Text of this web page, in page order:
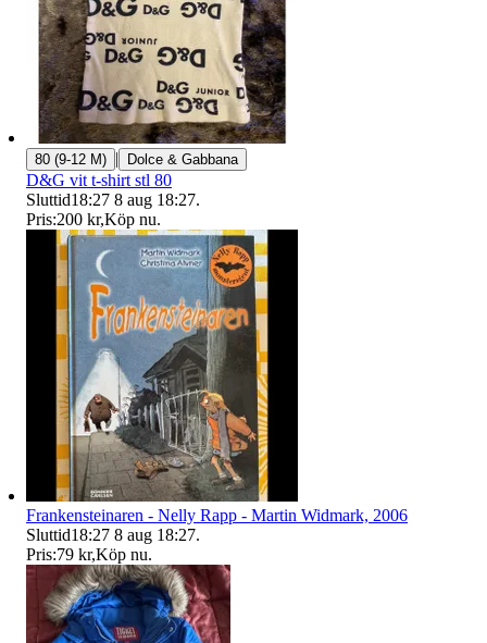
80 (9-12 M) | Dolce & Gabbana
D&G vit t-shirt stl 80
Sluttid18:27 8 aug 18:27.
Pris:200 kr,Köp nu.
Frankensteinaren - Nelly Rapp - Martin Widmark, 2006
Sluttid18:27 8 aug 18:27.
Pris:79 kr,Köp nu.